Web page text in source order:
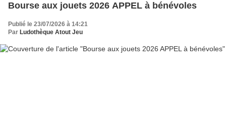
Bourse aux jouets 2026 APPEL à bénévoles
Publié le 23/07/2026 à 14:21
Par Ludothèque Atout Jeu